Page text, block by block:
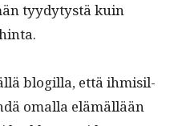
tyy­dy­tys­tä kuin
blogilla, että ihmisil­
oma­l­la elämäl­lään